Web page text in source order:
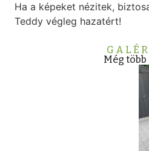
Ha a képeket nézitek,
Teddy végleg hazatért!
Még